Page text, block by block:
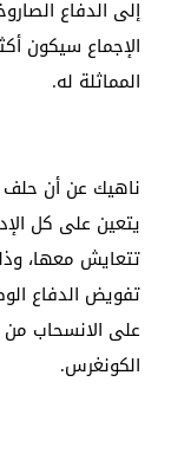
إلى الدفاع
الإجماع سيكون
المماثلة له.
ناهيك عن أن
يتعين على كل
تتعايش معها،
تفويض الدفاع
على الانسحاب
الكونغرس.